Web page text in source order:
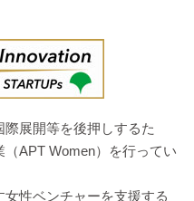
展開等を後押しするた
APT Women）を行ってい
性ベンチャーを支援する